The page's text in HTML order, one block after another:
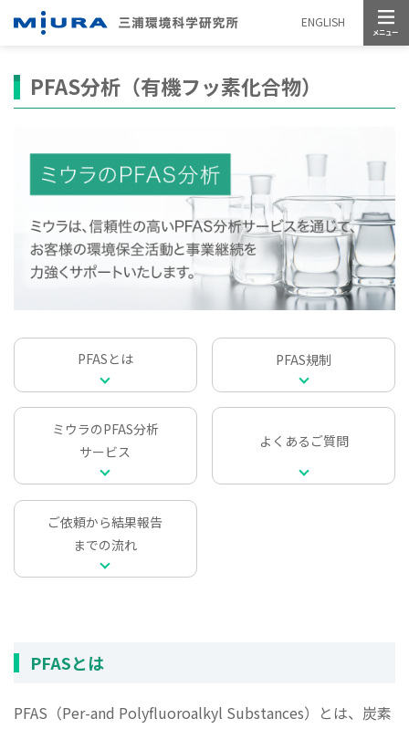
ENGLISH
PFAS分析（有機フッ素化合物）
PFASとは PFAS規制
ミウラのPFAS分析
サービス
よくあるご質問
ご依頼から結果報告
までの流れ
PFASとは
PFAS（Per-and Polyfluoroalkyl Substances）とは、炭素